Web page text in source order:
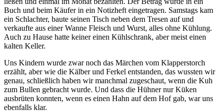
Buch und beim Käufer in ein Notizheft eingetragen. Samstags kam
ein Schlachter, baute seinen Tisch neben dem Tresen auf und
verkaufte aus einer Wanne Fleisch und Wurst, alles ohne Kühlung.
Auch zu Hause hatte keiner einen Kühlschrank, aber meist einen
kalten Keller.
Uns Kindern wurde zwar noch das Märchen vom Klapperstorch
erzählt, aber wie die Kälber und Ferkel entstanden, das wussten wir
genau, schließlich haben wir manchmal zugeschaut, wenn die Kuh
zum Bullen gebracht wurde. Und dass die Hühner nur Küken
ausbrüten konnten, wenn es einen Hahn auf dem Hof gab, war uns
ebenfalls klar.